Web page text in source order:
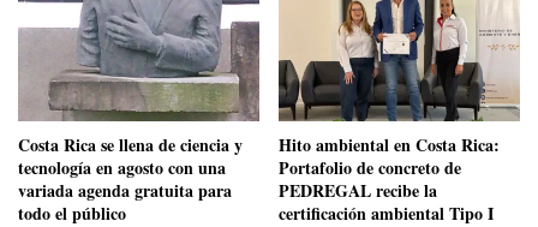
​Costa Rica se llena de ciencia y
tecnología en agosto con una
variada agenda gratuita para
todo el público
Hito ambiental en Costa Rica:
Portafolio de concreto de
PEDREGAL recibe la
certificación ambiental Tipo I